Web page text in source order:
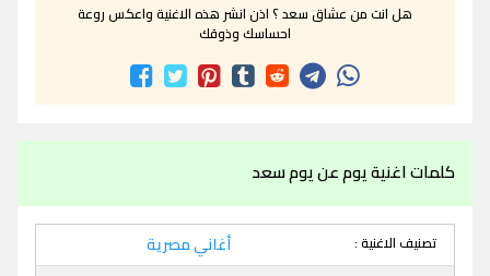
هل انت من عشاق سعد ؟ اذن انشر هذه الاغنية واعكس روعة
احساسك وذوقك
كلمات اغنية يوم عن يوم سعد
تصنيف الاغنية : أغاني مصرية